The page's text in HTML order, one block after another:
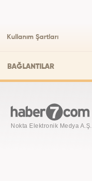
Kullanım Şartları
BAĞLANTILAR
Nokta Elektronik Medya A.Ş.